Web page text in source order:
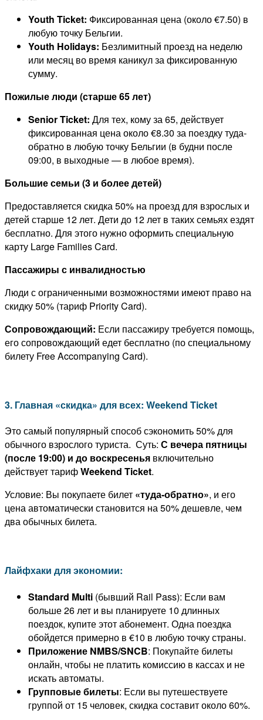
Youth Ticket: Фиксированная цена (около €7.50) в
любую точку Бельгии.
Youth Holidays: Безлимитный проезд на неделю
или месяц во время каникул за фиксированную
сумму.
Пожилые люди (старше 65 лет)
Senior Ticket: Для тех, кому за 65, действует
фиксированная цена около €8.30 за поездку туда-
обратно в любую точку Бельгии (в будни после
09:00, в выходные — в любое время).
Большие семьи (3 и более детей)
Предоставляется скидка 50% на проезд для взрослых и
детей старше 12 лет. Дети до 12 лет в таких семьях ездят
бесплатно. Для этого нужно оформить специальную
карту Large Families Card.
Пассажиры с инвалидностью
Люди с ограниченными возможностями имеют право на
скидку 50% (тариф Priority Card).
Сопровождающий: Если пассажиру требуется помощь,
его сопровождающий едет бесплатно (по специальному
билету Free Accompanying Card).
3. Главная «скидка» для всех: Weekend Ticket
Это самый популярный способ сэкономить 50% для
обычного взрослого туриста. Суть: С вечера пятницы
(после 19:00) и до воскресенья включительно
действует тарифWeekend Ticket.
Условие: Вы покупаете билет «туда-обратно», и его
цена автоматически становится на 50% дешевле, чем
два обычных билета.
Лайфхаки для экономии:
Standard Multi (бывший Rail Pass): Если вам
больше 26 лет и вы планируете 10 длинных
поездок, купите этот абонемент. Одна поездка
обойдется примерно в €10 в любую точку страны.
Приложение NMBS/SNCB: Покупайте билеты
онлайн, чтобы не платить комиссию в кассах и не
искать автоматы.
Групповые билеты: Если вы путешествуете
группой от 15 человек, скидка составит около 60%.